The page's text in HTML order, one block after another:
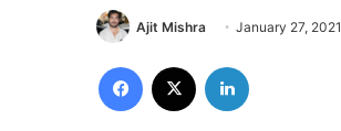
Ajit Mishra January 27, 2021
Facebook